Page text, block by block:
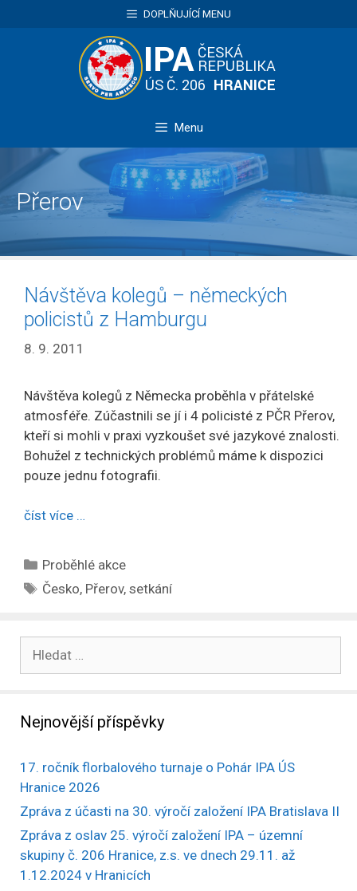
DOPLŇUJÍCÍ MENU
Menu
Přerov
Návštěva kolegů – německých
policistů z Hamburgu
8. 9. 2011
Návštěva kolegů z Německa proběhla v přátelské
atmosféře. Zúčastnili se jí i 4 policisté z PČR Přerov,
kteří si mohli v praxi vyzkoušet své jazykové znalosti.
Bohužel z technických problémů máme k dispozici
pouze jednu fotografii.
číst více …
Rubriky
Proběhlé akce
Štítky
Česko, Přerov,setkání
Nejnovější příspěvky
17. ročník florbalového turnaje o Pohár IPA ÚS
Hranice 2026
Zpráva z účasti na 30. výročí založení IPA Bratislava II
Zpráva z oslav 25. výročí založení IPA – územní
skupiny č. 206 Hranice, z.s. ve dnech 29.11. až
1.12.2024 v Hranicích